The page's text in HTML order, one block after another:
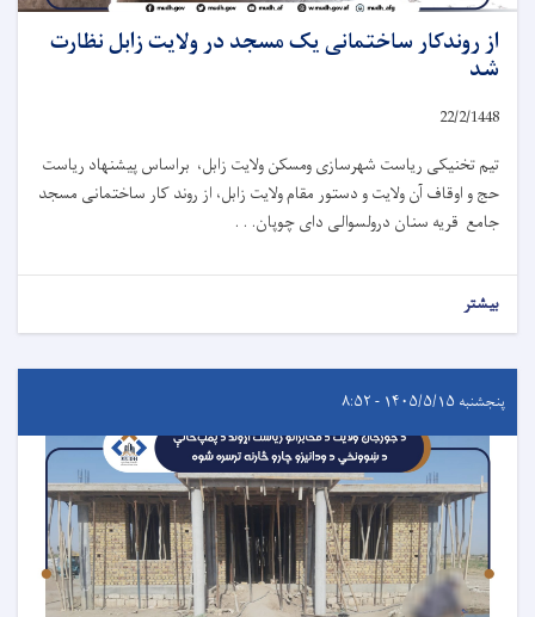
از روندکار ساختمانی یک مسجد در ولایت زابل نظارت
شد
22/2/1448
تیم تخنیکی ریاست شهرسازی ومسکن ولایت زابل، براساس پیشنهاد ریاست
حج و اوقاف آن ولایت و دستور مقام ولایت زابل، از روند کار ساختمانی مسجد
جامع قریه سنان درولسوالی دای چوپان. . .
بیشتر
پنجشنبه ۱۴۰۵/۵/۱۵ - ۸:۵۲